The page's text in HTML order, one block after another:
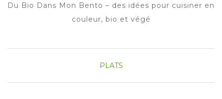
Du Bio Dans Mon Bento – des idées pour cuisiner en
couleur, bio et végé
PLATS